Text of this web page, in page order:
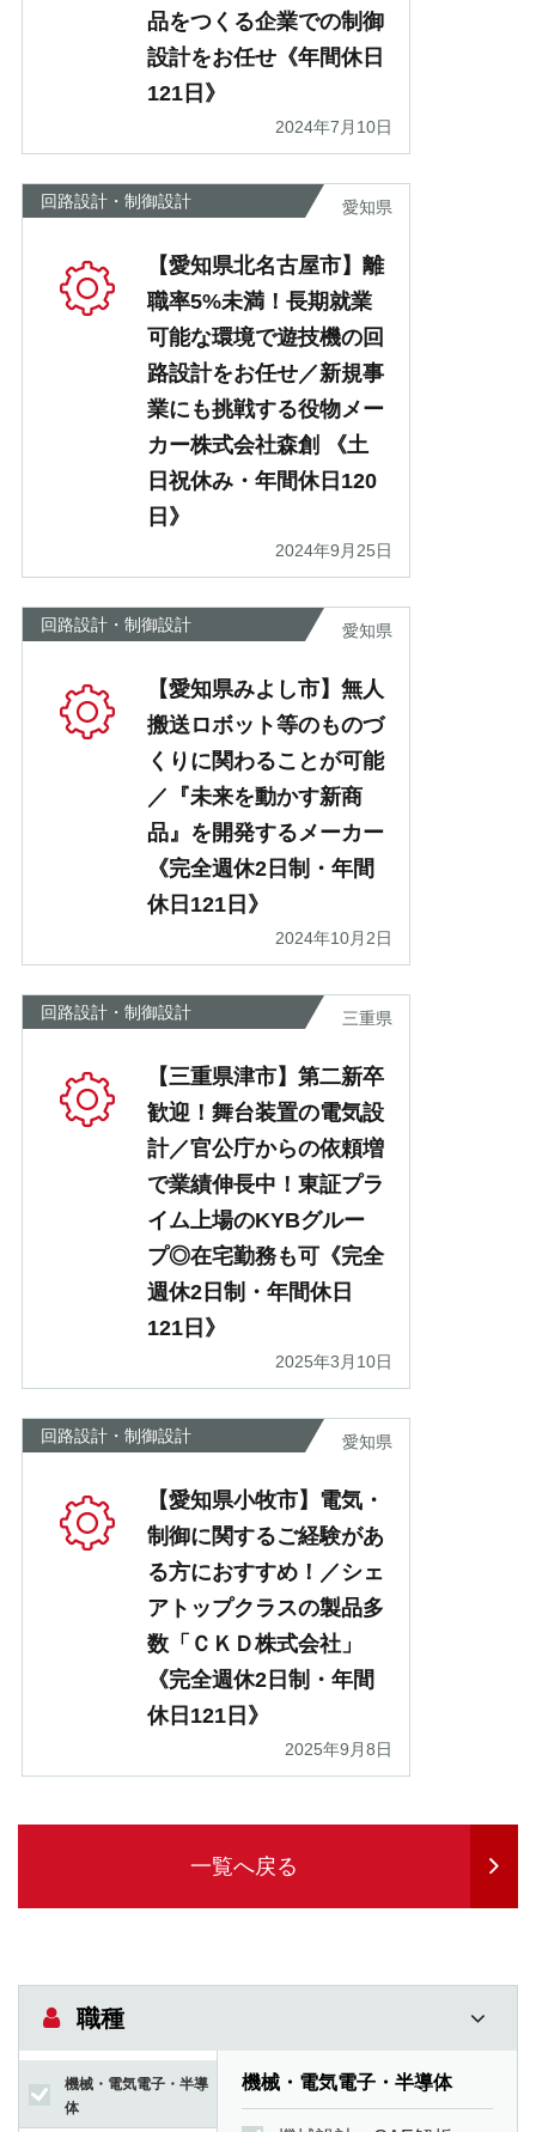
品をつくる企業での制御
設計をお任せ《年間休日
121日》
2024年7月10日
回路設計・制御設計 愛知県
【愛知県北名古屋市】離
職率5%未満！長期就業
可能な環境で遊技機の回
路設計をお任せ／新規事
業にも挑戦する役物メー
カー株式会社森創 《土
日祝休み・年間休日120
日》
2024年9月25日
回路設計・制御設計 愛知県
【愛知県みよし市】無人
搬送ロボット等のものづ
くりに関わることが可能
／『未来を動かす新商
品』を開発するメーカー
《完全週休2日制・年間
休日121日》
2024年10月2日
回路設計・制御設計 三重県
【三重県津市】第二新卒
歓迎！舞台装置の電気設
計／官公庁からの依頼増
で業績伸長中！東証プラ
イム上場のKYBグルー
プ◎在宅勤務も可《完全
週休2日制・年間休日
121日》
2025年3月10日
回路設計・制御設計 愛知県
【愛知県小牧市】電気・
制御に関するご経験があ
る方におすすめ！／シェ
アトップクラスの製品多
数「ＣＫＤ株式会社」
《完全週休2日制・年間
休日121日》
2025年9月8日
一覧へ戻る
職種
機械・電気電子・半導
体
機械・電気電子・半導体